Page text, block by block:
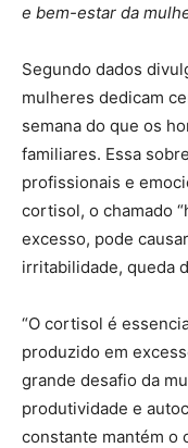
e bem-estar da
Segundo dados
mulheres dedicam
semana do que os
familiares. Essa
profissionais e
cortisol, o chamado
excesso, pode
irritabilidade, queda
“O cortisol é
produzido em
grande desafio da
produtividade e
constante mantém o